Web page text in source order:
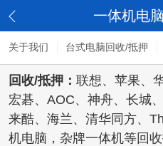
一体机电
关于我们 台式电脑回收/抵押
回收/抵押 ： 联想、苹果、
宏碁、AOC、神舟、长城
来酷、海兰、清华同方、
机电脑，杂牌一体机等回收